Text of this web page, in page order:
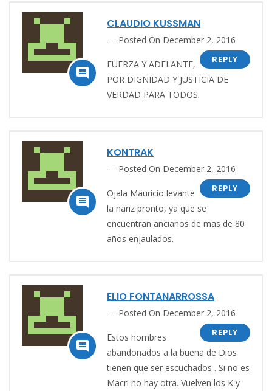

CLAUDIO KUSSMAN
Posted On December 2, 2016
REPLY
FUERZA Y ADELANTE,
POR DIGNIDAD Y JUSTICIA DE
VERDAD PARA TODOS.

KONTRAK
Posted On December 2, 2016
REPLY
Ojala Mauricio levante
la nariz pronto, ya que se
encuentran ancianos de mas de 80
años enjaulados.

ELIO FONTANARROSSA
Posted On December 2, 2016
REPLY
Estos hombres
abandonados a la buena de Dios
tienen que ser escuchados . Si no es
Macri no hay otra. Vuelven los K y